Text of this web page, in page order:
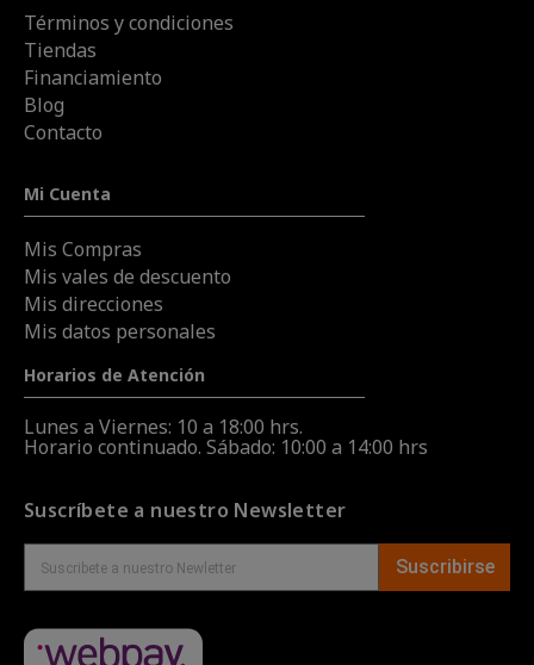
Términos y condiciones
Tiendas
Financiamiento
Blog
Contacto
Mi Cuenta
Mis Compras
Mis vales de descuento
Mis direcciones
Mis datos personales
Horarios de Atención
Lunes a Viernes: 10 a 18:00 hrs.
Horario continuado. Sábado: 10:00 a 14:00 hrs
Suscríbete a nuestro Newsletter
Suscribirse